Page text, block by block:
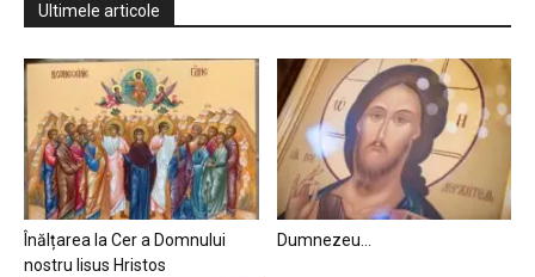
Ultimele articole
Înălțarea la Cer a Domnului
nostru Iisus Hristos
Dumnezeu…